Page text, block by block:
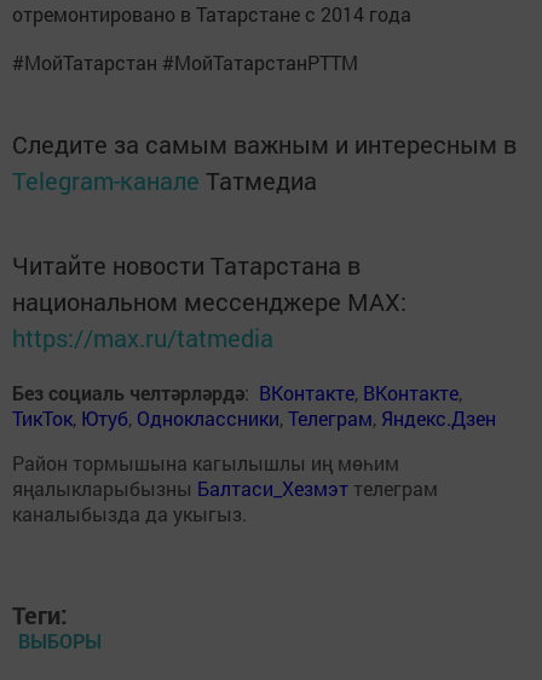
отремонтировано в Татарстане с 2014 года
#МойТатарстан #МойТатарстанРТТМ
Следите за самым важным и интересным в
Telegram-канале Татмедиа
Читайте новости Татарстана в
национальном мессенджере MАХ:
https://max.ru/tatmedia
Без социаль челтәрләрдә: ВКонтакте, ВКонтакте,
ТикТок, Ютуб, Одноклассники,Телеграм, Яндекс.Дзен
Район тормышына кагылышлы иң мөһим
яңалыкларыбызны Балтаси_Хезмэт телеграм
каналыбызда да укыгыз.
Теги:
ВЫБОРЫ